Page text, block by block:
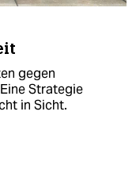
gegen
Strategie
in Sicht.